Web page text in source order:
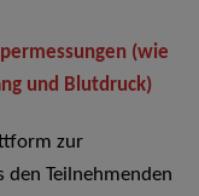
(wie
und Blutdruck)
zur
den Teilnehmenden